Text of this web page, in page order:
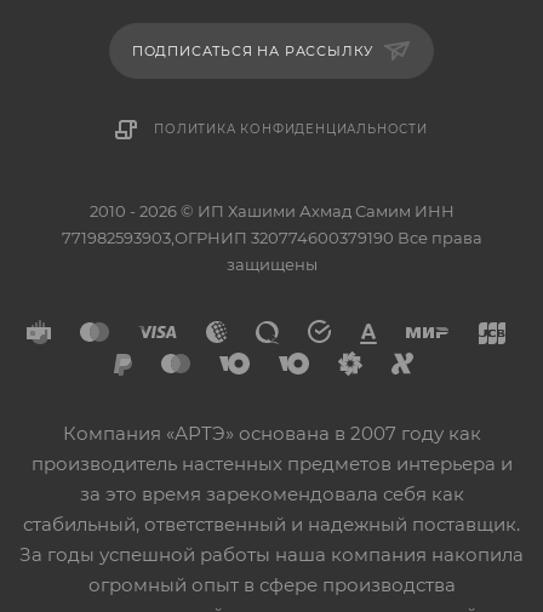
ПОДПИСАТЬСЯ НА РАССЫЛКУ
ПОЛИТИКА КОНФИДЕНЦИАЛЬНОСТИ
2010 - 2026 © ИП Хашими Ахмад Самим ИНН
771982593903,ОГРНИП 320774600379190 Все права
защищены
Компания «АРТЭ» основана в 2007 году как
производитель настенных предметов интерьера и
за это время зарекомендовала себя как
стабильный, ответственный и надежный поставщик.
За годы успешной работы наша компания накопила
огромный опыт в сфере производства